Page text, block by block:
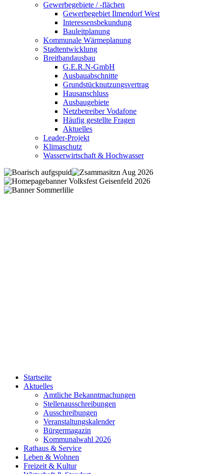
Gewerbegebiete / -flächen
Gewerbegebiet Ilmendorf West
Interessensbekundung
Bauleitplanung
Kommunale Wärmeplanung
Stadtentwicklung
Breitbandausbau
G.E.R.N-GmbH
Ausbauabschnitte
Grundstücknutzungsvertrag
Hausanschluss
Ausbaugebiete
Netzbetreiber Vodafone
Häufig gestellte Fragen
Aktuelles
Leader-Projekt
Klimaschutz
Wasserwirtschaft & Hochwasser
Startseite
Aktuelles
Amtliche Bekanntmachungen
Stellenausschreibungen
Ausschreibungen
Veranstaltungskalender
Bürgermagazin
Kommunalwahl 2026
Rathaus & Service
Leben & Wohnen
Freizeit & Kultur